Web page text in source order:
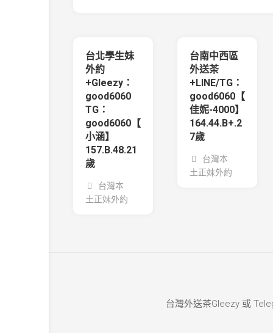
台北學生妹
外約
+Gleezy：
good6060
TG：
good6060【
小涵】
157.B.48.21
歲
台灣本
土正妹外約
台南中西區
外送茶
+LINE/TG：
good6060【
佳妮-4000】
164.44.B+.2
7歲
台灣本
土正妹外約
台灣外送茶Gleezy 或